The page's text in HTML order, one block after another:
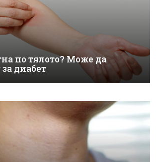
по тялото? Може да
диабет